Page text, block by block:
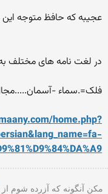
عجیبه که حافظ متوجه این
در لغت نامه های مختلف
فلک=.سماء -
home.php?
مکن آنگونه که آزرده شوم